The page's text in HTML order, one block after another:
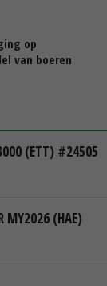
op
van boeren
(ETT) #24505
MY2026 (HAE)